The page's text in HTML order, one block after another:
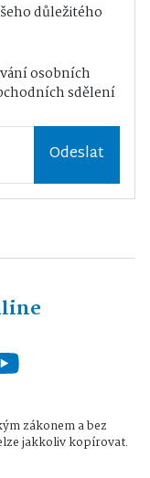
důležitého
osobních
sdělení
Odeslat
zákonem a bez
jakkoliv kopírovat.